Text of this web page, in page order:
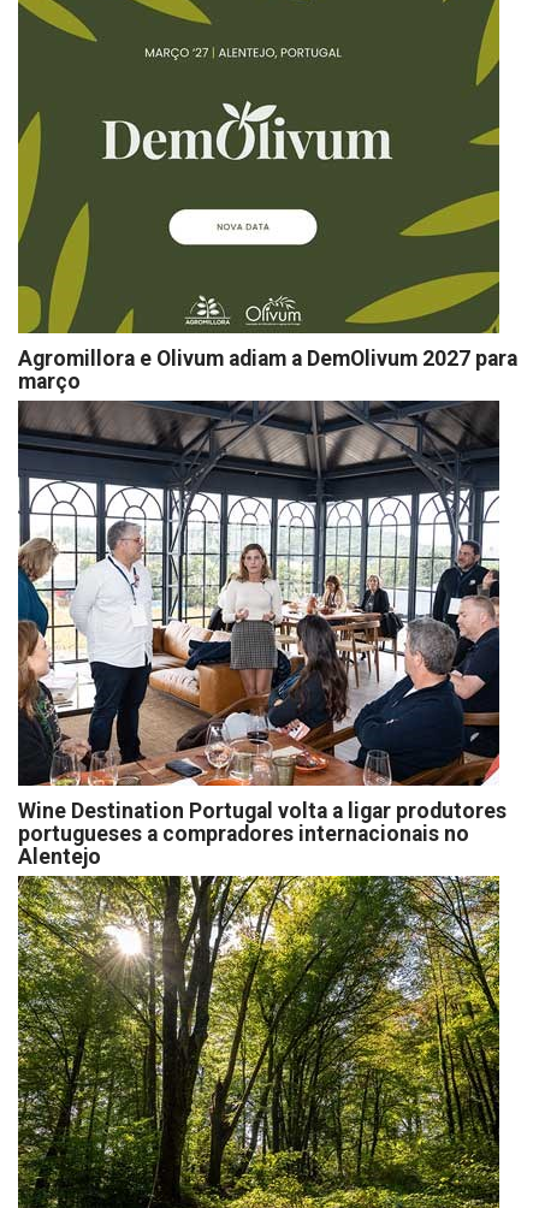
Agromillora e Olivum adiam a DemOlivum 2027 para
março
Wine Destination Portugal volta a ligar produtores
portugueses a compradores internacionais no
Alentejo